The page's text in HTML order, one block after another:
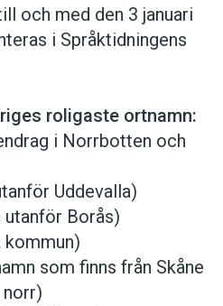
och med den 3 januari
i Språktidningens
roligaste ortnamn:
i Norrbotten och
Uddevalla)
utanför Borås)
kommun)
som finns från Skåne